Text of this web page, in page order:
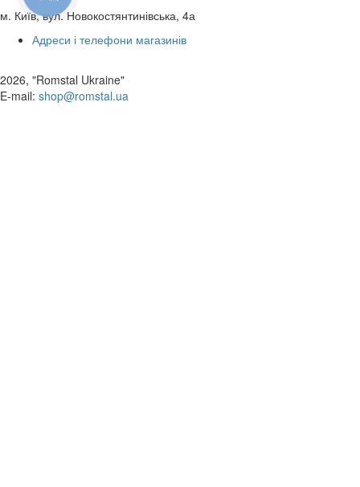
м. Київ, вул. Новокостянтинівська, 4а
Адреси і телефони магазинів
2026, "Romstal Ukraine"
​E-mail: shop@romstal.ua